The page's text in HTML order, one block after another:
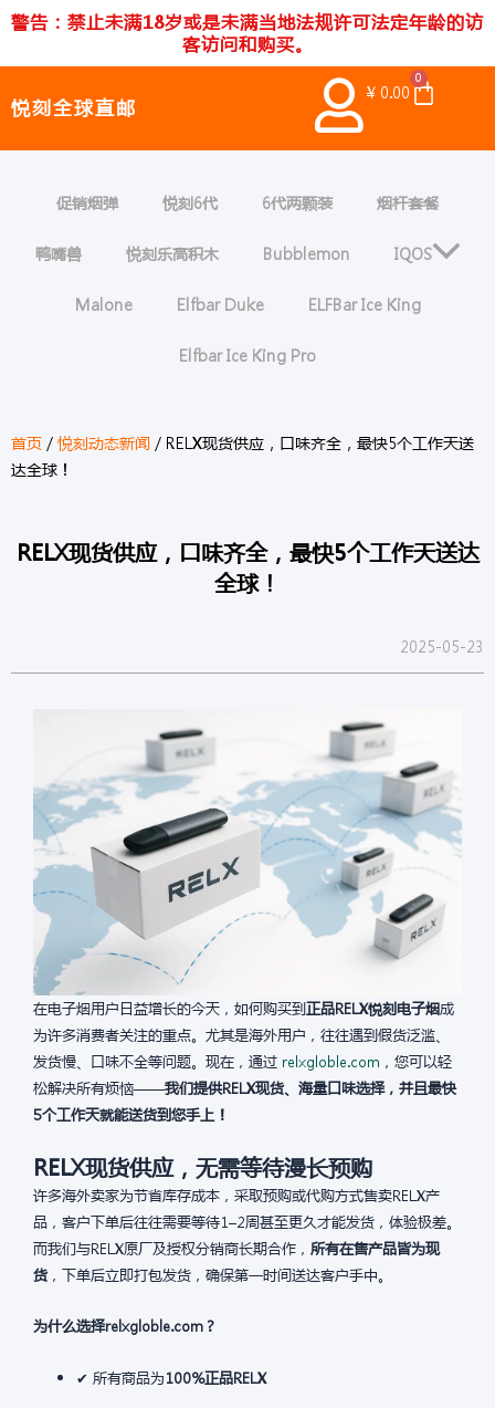
跳
内
警告：禁止未满18岁或是未满当地法规许可法定年龄的访
客访问和购买。
悦刻全球直邮
¥ 0.00
0
促销烟弹 悦刻6代 6代两颗装 烟杆套餐
鸭嘴兽 悦刻乐高积木 Bubblemon IQOS
Malone Elfbar Duke ELFBar Ice King
Elfbar Ice King Pro
首页 / 悦刻动态新闻 / RELX现货供应，口味齐全，最快5个工作天送
达全球！
RELX现货供应，口味齐全，最快5个工作天送达
全球！
2025-05-23
在电子烟用户日益增长的今天，如何购买到正品RELX悦刻电子烟成
为许多消费者关注的重点。尤其是海外用户，往往遇到假货泛滥、
发货慢、口味不全等问题。现在，通过 relxgloble.com ，您可以轻
松解决所有烦恼——我们提供RELX现货、海量口味选择，并且最快
5个工作天就能送货到您手上！
RELX现货供应，无需等待漫长预购
许多海外卖家为节省库存成本，采取预购或代购方式售卖RELX产
品，客户下单后往往需要等待1–2周甚至更久才能发货，体验极差。
而我们与RELX原厂及授权分销商长期合作， 所有在售产品皆为现
货，下单后立即打包发货，确保第一时间送达客户手中。
为什么选择relxgloble.com？
✔ 所有商品为100%正品RELX